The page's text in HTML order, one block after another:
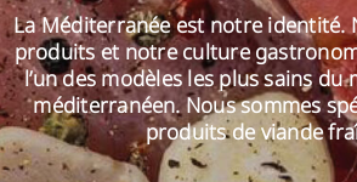
COMMUNICATION
EMPLOI
CONTACT
La Méditerranée est notre identité.
produits et notre culture
l’un des modèles les plus sains du
méditerranéen. Nous sommes
produits de viande